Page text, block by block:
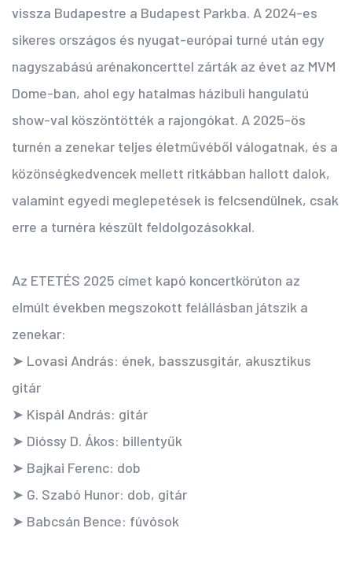
vissza Budapestre a Budapest Parkba. A 2024-es
sikeres országos és nyugat-európai turné után egy
nagyszabású arénakoncerttel zárták az évet az MVM
Dome-ban, ahol egy hatalmas házibuli hangulatú
show-val köszöntötték a rajongókat. A 2025-ös
turnén a zenekar teljes életművéből válogatnak, és a
közönségkedvencek mellett ritkábban hallott dalok,
valamint egyedi meglepetések is felcsendülnek, csak
erre a turnéra készült feldolgozásokkal.
Az ETETÉS 2025 címet kapó koncertkörúton az
elmúlt években megszokott felállásban játszik a
zenekar:
➤ Lovasi András: ének, basszusgitár, akusztikus
gitár
➤ Kispál András: gitár
➤ Dióssy D. Ákos: billentyűk
➤ Bajkai Ferenc: dob
➤ G. Szabó Hunor: dob, gitár
➤ Babcsán Bence: fúvósok